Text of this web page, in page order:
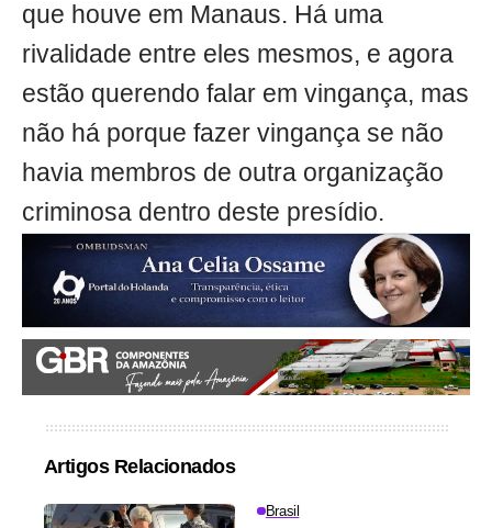
que houve em Manaus. Há uma
rivalidade entre eles mesmos, e agora
estão querendo falar em vingança, mas
não há porque fazer vingança se não
havia membros de outra organização
criminosa dentro deste presídio.
Artigos Relacionados
Brasil